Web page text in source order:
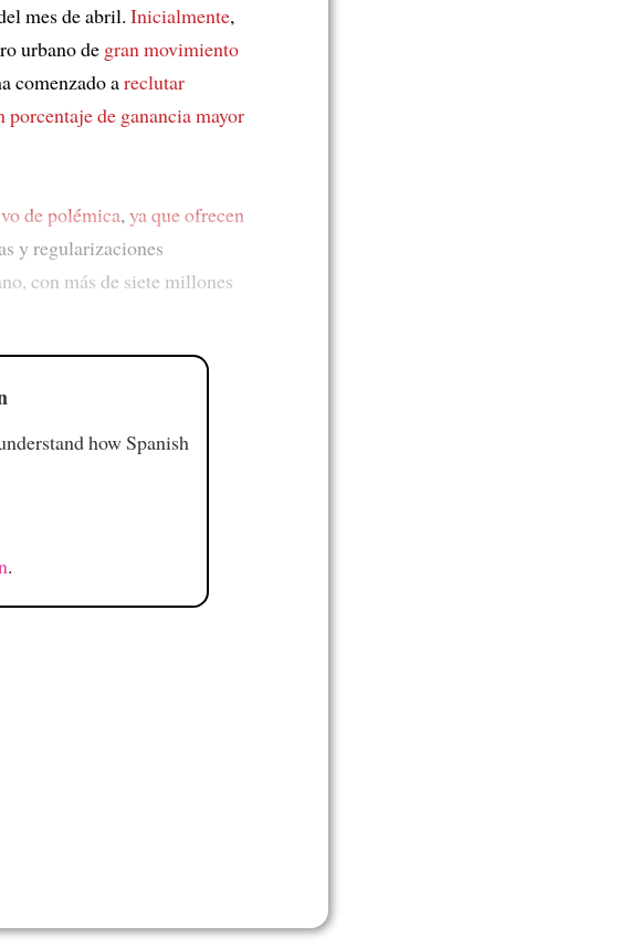
mes de abril. Inicialmente,
urbano de gran movimiento
comenzado areclutar
porcentaje de gananciamayor
de polémica,ya que ofrecen
y regularizaciones
con más de siete millones
how Spanish
.